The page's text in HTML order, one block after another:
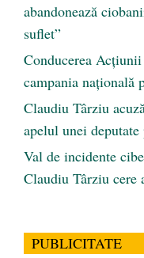
abandonează
suflet”
Conducerea
campania națională
Claudiu Târziu
apelul unei
Val de incidente
Claudiu Târziu cere
PUBLICITATE